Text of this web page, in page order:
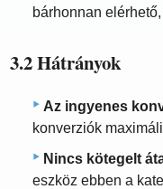
bárhonnan
3.2 Hátrányok
Az ingyenes
konverziók
Nincs kötegelt
eszköz ebben a